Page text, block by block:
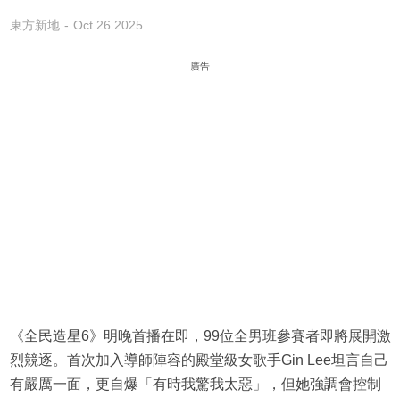
東方新地 Oct 26 2025
廣告
《全民造星6》明晚首播在即，99位全男班參賽者即將展開激
烈競逐。首次加入導師陣容的殿堂級女歌手Gin Lee坦言自己
有嚴厲一面，更自爆「有時我驚我太惡」，但她強調會控制